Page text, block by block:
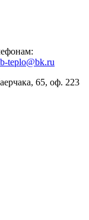
teplo@bk.ru
65, оф. 223